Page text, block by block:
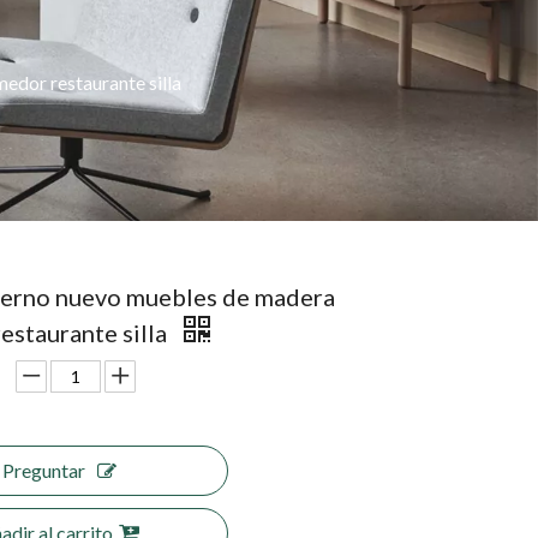
restaurante silla
nuevo muebles de madera
silla
Preguntar
al carrito